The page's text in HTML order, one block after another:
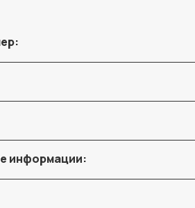
информации: